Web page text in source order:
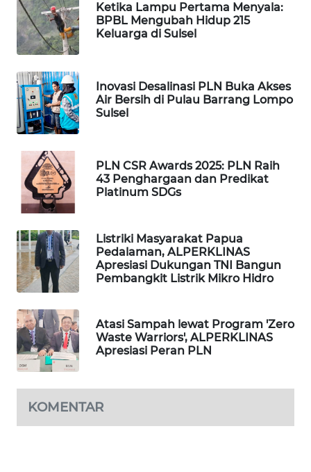
Ketika Lampu Pertama Menyala:
BPBL Mengubah Hidup 215
Keluarga di Sulsel
Inovasi Desalinasi PLN Buka Akses
Air Bersih di Pulau Barrang Lompo
Sulsel
PLN CSR Awards 2025: PLN Raih
43 Penghargaan dan Predikat
Platinum SDGs
Listriki Masyarakat Papua
Pedalaman, ALPERKLINAS
Apresiasi Dukungan TNI Bangun
Pembangkit Listrik Mikro Hidro
Atasi Sampah lewat Program 'Zero
Waste Warriors', ALPERKLINAS
Apresiasi Peran PLN
KOMENTAR
SIBARAGAS
NEWS
METRO
SIANTAR
NEWS
MEDAN
NEWS
METRO
NEWS
KRT
NEWS
KARING
NEWS
JURNAL
MARITIM
HUMBANG